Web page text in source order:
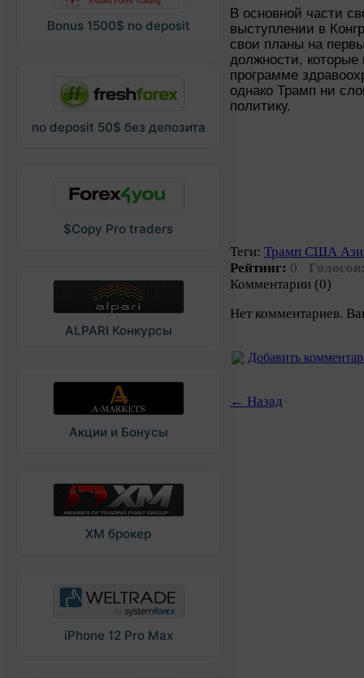
Bonus 1500$ no deposit
no deposit 50$ без депозита
$Copy Pro traders
ALPARI Конкурсы
Акции и Бонусы
XM брокер
iPhone 12 Pro Max
В основной части
выступлении в
свои планы на
должности,
программе
однако Трамп ни
политику.
Теги: Трамп США
Рейтинг: 0
Комментарии (0)
Нет комментариев.
Добавить
← Назад